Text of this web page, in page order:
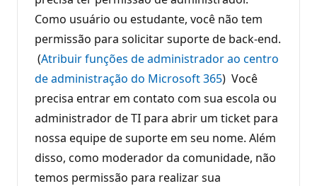
Como usuário ou estudante, você não tem
permissão para solicitar suporte de back-end.
(Atribuir funções de administrador ao centro
de administração do Microsoft 365) Você
precisa entrar em contato com sua escola ou
administrador de TI para abrir um ticket para
nossa equipe de suporte em seu nome. Além
disso, como moderador da comunidade, não
temos permissão para realizar sua